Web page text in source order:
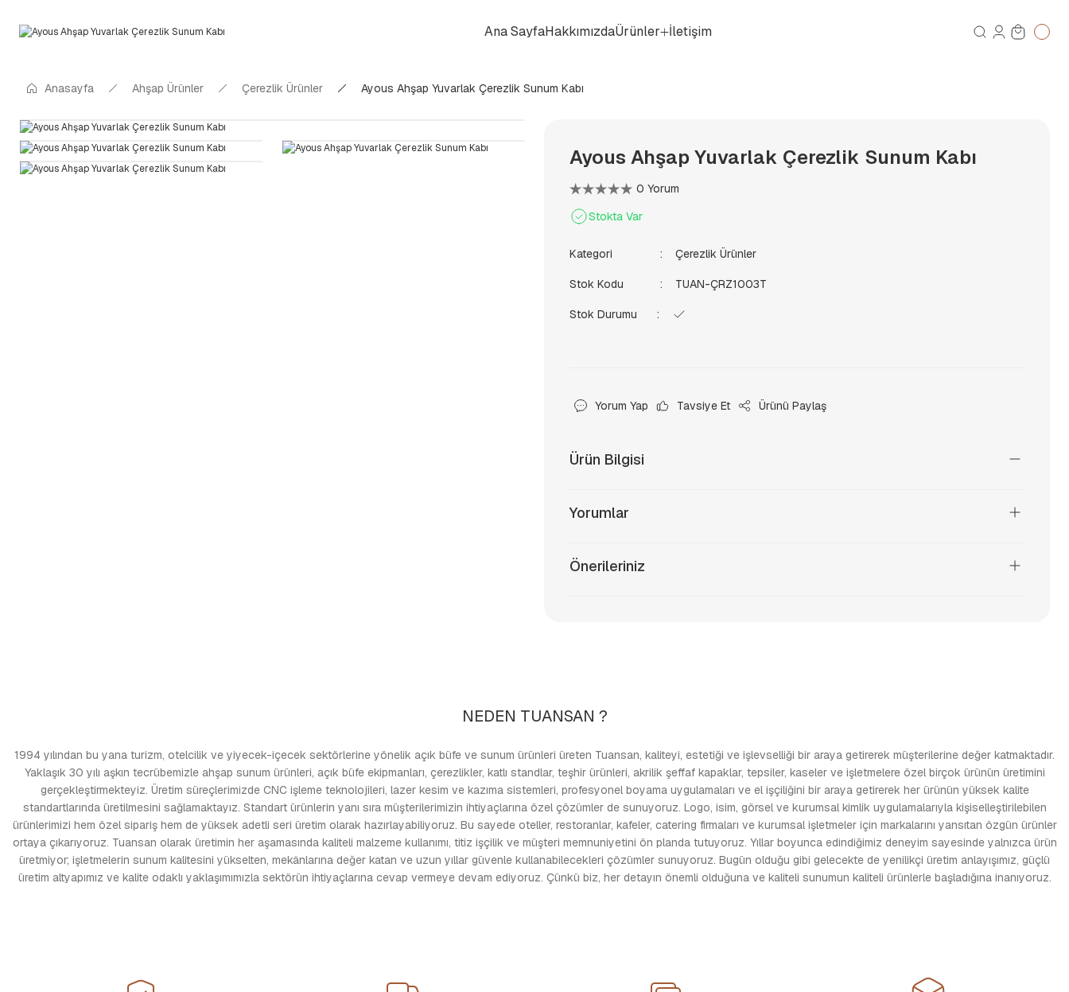
Ana SayfaHakkımızdaÜrünler İletişim
Anasayfa Ahşap Ürünler Çerezlik Ürünler Ayous Ahşap Yuvarlak Çerezlik Sunum Kabı
Ayous Ahşap Yuvarlak Çerezlik Sunum Kabı
0 Yorum
Stokta Var
Kategori Çerezlik Ürünler
Stok Kodu TUAN-ÇRZ1003T
Stok Durumu
Yorum Yap Tavsiye Et Ürünü Paylaş
Ürün Bilgisi
Yorumlar
Önerileriniz
NEDEN TUANSAN ?
1994 yılından bu yana turizm, otelcilik ve yiyecek-içecek sektörlerine yönelik açık büfe ve sunum ürünleri üreten Tuansan, kaliteyi, estetiği ve işlevselliği bir araya getirerek müşterilerine değer katmaktadır.
Yaklaşık 30 yılı aşkın tecrübemizle ahşap sunum ürünleri, açık büfe ekipmanları, çerezlikler, katlı standlar, teşhir ürünleri, akrilik şeffaf kapaklar, tepsiler, kaseler ve işletmelere özel birçok ürünün üretimini
gerçekleştirmekteyiz. Üretim süreçlerimizde CNC işleme teknolojileri, lazer kesim ve kazıma sistemleri, profesyonel boyama uygulamaları ve el işçiliğini bir araya getirerek her ürünün yüksek kalite
standartlarında üretilmesini sağlamaktayız. Standart ürünlerin yanı sıra müşterilerimizin ihtiyaçlarına özel çözümler de sunuyoruz. Logo, isim, görsel ve kurumsal kimlik uygulamalarıyla kişiselleştirilebilen
ürünlerimizi hem özel sipariş hem de yüksek adetli seri üretim olarak hazırlayabiliyoruz. Bu sayede oteller, restoranlar, kafeler, catering firmaları ve kurumsal işletmeler için markalarını yansıtan özgün ürünler
ortaya çıkarıyoruz. Tuansan olarak üretimin her aşamasında kaliteli malzeme kullanımı, titiz işçilik ve müşteri memnuniyetini ön planda tutuyoruz. Yıllar boyunca edindiğimiz deneyim sayesinde yalnızca ürün
üretmiyor; işletmelerin sunum kalitesini yükselten, mekânlarına değer katan ve uzun yıllar güvenle kullanabilecekleri çözümler sunuyoruz. Bugün olduğu gibi gelecekte de yenilikçi üretim anlayışımız, güçlü
üretim altyapımız ve kalite odaklı yaklaşımımızla sektörün ihtiyaçlarına cevap vermeye devam ediyoruz. Çünkü biz, her detayın önemli olduğuna ve kaliteli sunumun kaliteli ürünlerle başladığına inanıyoruz.